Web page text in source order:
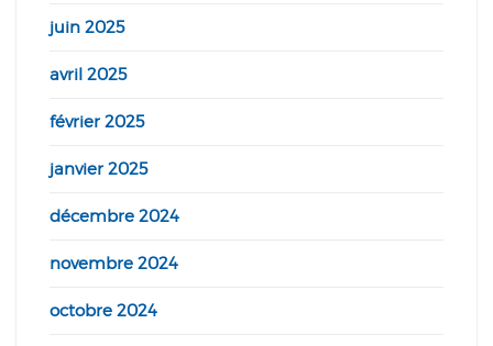
juin 2025
avril 2025
février 2025
janvier 2025
décembre 2024
novembre 2024
octobre 2024